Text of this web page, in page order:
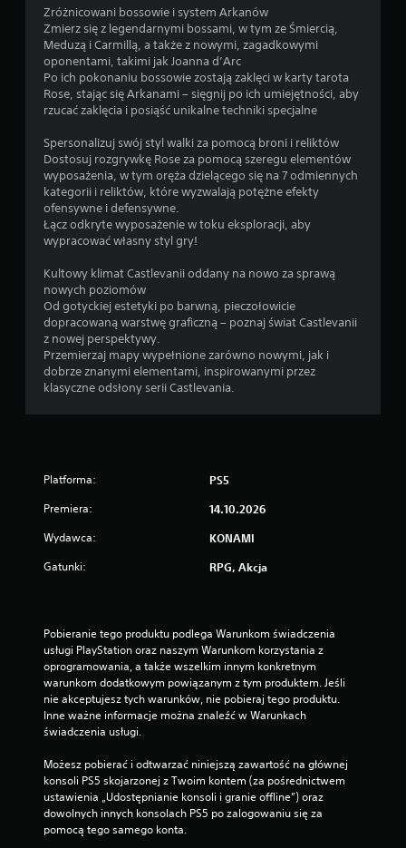
n
i
a
d
o
t
y
k
o
w
e
g
o
M
o
ż
e
s
z
g
r
a
ć
b
n
k
c
j
i
s
t
e
r
o
w
a
n
f
i
l
m
o
w
y
h
(
t
y
l
k
o
o
d
c
z
a
s
g
r
n
Zróżnicowani bossowie i system Arkanów
Zmierz się z legendarnymi bossami, w tym ze Śmiercią,
Meduzą i Carmillą, a także z nowymi, zagadkowymi
oponentami, takimi jak Joanna d’Arc
Po ich pokonaniu bossowie zostają zaklęci w karty tarota
Rose, stając się Arkanami – sięgnij po ich umiejętności, aby
rzucać zaklęcia i posiąść unikalne techniki specjalne
Spersonalizuj swój styl walki za pomocą broni i reliktów
Dostosuj rozgrywkę Rose za pomocą szeregu elementów
wyposażenia, w tym oręża dzielącego się na 7 odmiennych
kategorii i reliktów, które wyzwalają potężne efekty
ofensywne i defensywne.
Łącz odkryte wyposażenie w toku eksploracji, aby
wypracować własny styl gry!
Kultowy klimat Castlevanii oddany na nowo za sprawą
nowych poziomów
Od gotyckiej estetyki po barwną, pieczołowicie
dopracowaną warstwę graficzną – poznaj świat Castlevanii
z nowej perspektywy.
Przemierzaj mapy wypełnione zarówno nowymi, jak i
dobrze znanymi elementami, inspirowanymi przez
klasyczne odsłony serii Castlevania.
Platforma: PS5
Premiera: 14.10.2026
Wydawca: KONAMI
Gatunki: RPG, Akcja
Pobieranie tego produktu podlega Warunkom świadczenia
usługi PlayStation oraz naszym Warunkom korzystania z
oprogramowania, a także wszelkim innym konkretnym
warunkom dodatkowym powiązanym z tym produktem. Jeśli
nie akceptujesz tych warunków, nie pobieraj tego produktu.
Inne ważne informacje można znaleźć w Warunkach
świadczenia usługi.
Możesz pobierać i odtwarzać niniejszą zawartość na głównej
konsoli PS5 skojarzonej z Twoim kontem (za pośrednictwem
ustawienia „Udostępnianie konsoli i granie offline”) oraz
dowolnych innych konsolach PS5 po zalogowaniu się za
pomocą tego samego konta.